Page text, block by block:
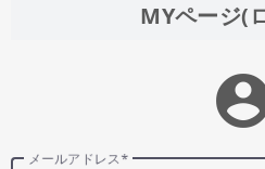
MYページ(
メールアドレス